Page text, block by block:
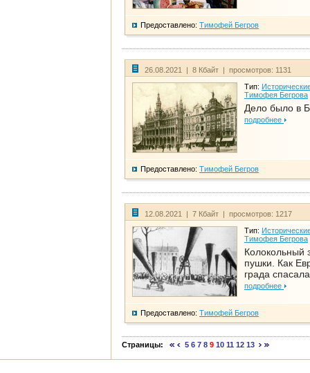
Предоставлено: Тимофей Бегров
26.08.2021 | 8 Кбайт | просмотров: 1131
Тип:
Тимофея Бегрова
Дело было в
подробнее
Предоставлено: Тимофей Бегров
12.08.2021 | 7 Кбайт | просмотров: 1217
Тип:
Тимофея Бегрова
Колокольный
пушки. Как
града
подробнее
Предоставлено: Тимофей Бегров
Страницы: 5 6 7 8 9 10 11 12 13